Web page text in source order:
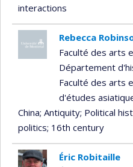
interactions
Rebecca
Faculté des arts
Département
Faculté des arts
d'études
China; Antiquity; Political
politics; 16th century
Éric Robitaille